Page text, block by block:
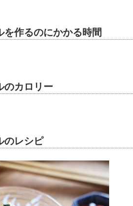
を作るのにかかる時間
のカロリー
のレシピ